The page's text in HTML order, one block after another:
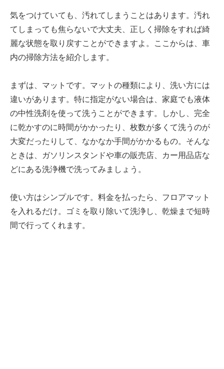
気をつけていても、汚れてしまうことはあります。汚れ
てしまっても焦らないで大丈夫、正しく掃除をすれば綺
麗な状態を取り戻すことができますよ。ここからは、車
内の掃除方法を紹介します。
まずは、マットです。マットの種類により、洗い方には
違いがあります。特に指定がない場合は、家庭でも液体
の中性洗剤を使って洗うことができます。しかし、完全
に乾かすのに時間がかかったり、枚数が多くて洗うのが
大変だったりして、なかなか手間がかかるもの。そんな
ときは、ガソリンスタンドや車の販売店、カー用品店な
どにある洗浄機で洗ってみましょう。
使い方はシンプルです。料金を払ったら、フロアマット
を入れるだけ。ゴミを取り除いて洗浄し、乾燥まで短時
間で行ってくれます。